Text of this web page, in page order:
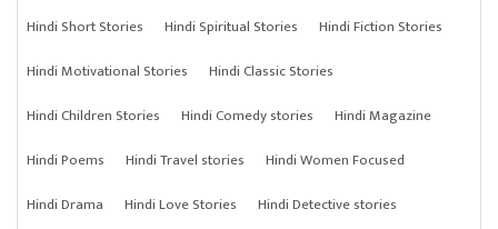
Hindi Short Stories Hindi Spiritual Stories
Hindi Fiction Stories
Hindi Motivational Stories
Hindi Classic Stories
Hindi Children Stories
Hindi Comedy stories
Hindi Magazine
Hindi Poems
Hindi Travel stories
Hindi Women Focused
Hindi Drama
Hindi Love Stories
Hindi Detective stories